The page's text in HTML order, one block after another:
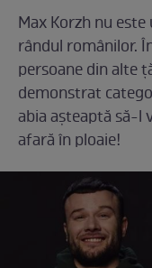
Max Korzh nu
rândul românilor.
persoane din alte
demonstrat
abia așteaptă să-l
afară în ploaie!